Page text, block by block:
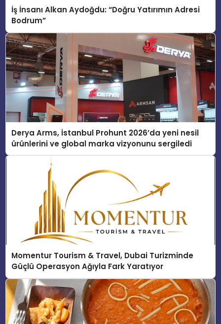
İş İnsanı Alkan Aydoğdu: “Doğru Yatırımın Adresi
Bodrum”
Derya Arms, İstanbul Prohunt 2026’da yeni nesil
ürünlerini ve global marka vizyonunu sergiledi
Momentur Tourism & Travel, Dubai Turizminde
Güçlü Operasyon Ağıyla Fark Yaratıyor